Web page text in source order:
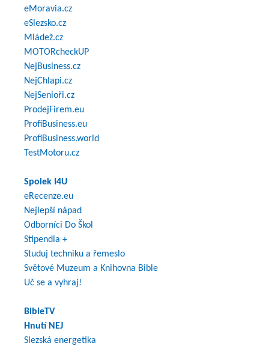
eMoravia.cz
eSlezsko.cz
Mládež.cz
MOTORcheckUP
NejBusiness.cz
NejChlapi.cz
NejSenioři.cz
ProdejFirem.eu
ProfiBusiness.eu
ProfiBusiness.world
TestMotoru.cz
Spolek I4U
eRecenze.eu
Nejlepší nápad
Odborníci Do Škol
Stipendia +
Studuj techniku a řemeslo
Světové Muzeum a Knihovna Bible
Uč se a vyhraj!
BibleTV
Hnutí NEJ
Slezská energetika